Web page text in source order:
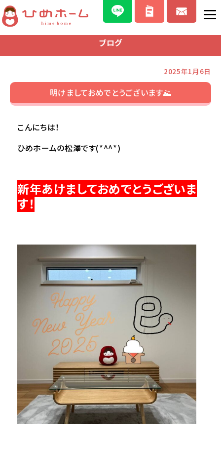
ブログ
2025年1月6日
明けましておめでとうございます🌄
こんにちは！
ひめホームの松澤です(*^^*)
新年あけましておめでとうございま
す！